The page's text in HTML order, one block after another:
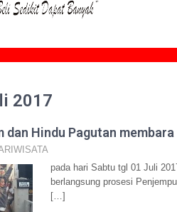
2017
dan Hindu Pagutan
pada hari Sabtu tgl 01 Juli
berlangsung prosesi
[…]